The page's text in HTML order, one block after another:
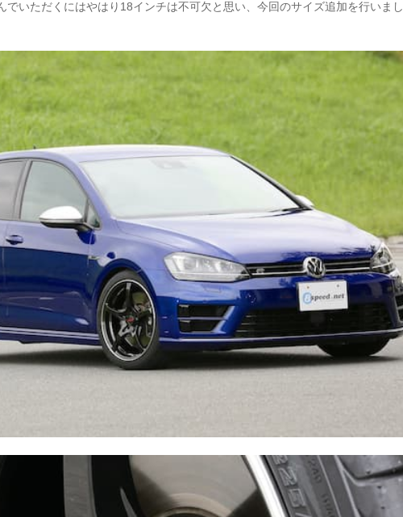
でいただくにはやはり18インチは不可欠と思い、今回のサイズ追加を行いまし